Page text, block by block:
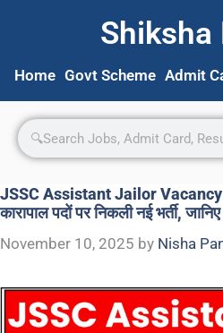
Shiksha
Home Govt Scheme Admit
JSSC Assistant Jailor
कारापाल पदों पर निकली नई भर्ती,
November 10, 2025 by Nisha